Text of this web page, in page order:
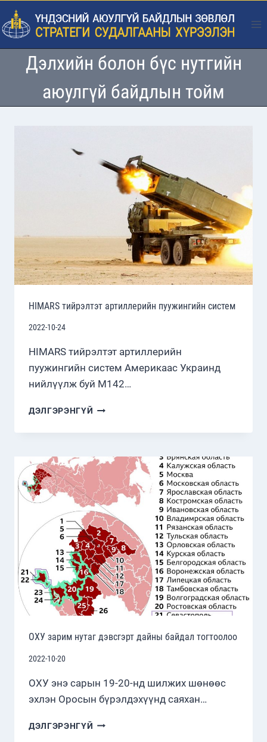
Skip
to
content
Дэлхийн болон бүс нутгийн
аюулгүй байдлын тойм
HIMARS тийрэлтэт артиллерийн пуужингийн систем
2022-10-24
HIMARS тийрэлтэт артиллерийн
пуужингийн систем Америкаас Украинд
нийлүүлж буй M142…
ДЭЛГЭРЭНГҮЙ HIMARS
АРТИЛЛЕРИЙН
СИСТЕМ
ОХУ зарим нутаг дэвсгэрт дайны байдал тогтоолоо
2022-10-20
ОХУ энэ сарын 19-20-нд шилжих шөнөөс
эхлэн Оросын бүрэлдэхүүнд саяхан…
ДЭЛГЭРЭНГҮЙ ОХУ